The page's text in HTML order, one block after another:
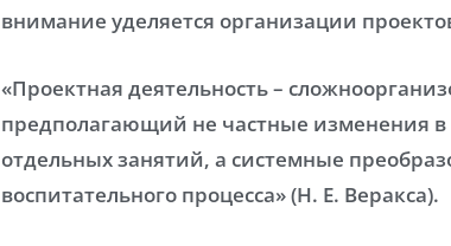
внимание уделяется организации
«Проектная деятельность –
предполагающий не частные изменения
отдельных занятий, а системные
воспитательного процесса» (Н. Е. Веракса).